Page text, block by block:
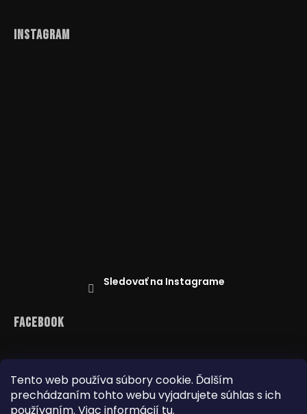
Tento web používa súbory cookie. Ďalším
prechádzaním tohto webu vyjadrujete súhlas s ich
používaním. Viac informácií tu.
Instagram
Sledovať na Instagrame
Facebook
Reklamácie Doprava a platba
Najnižšia cena na trhu Obchodné podmienky